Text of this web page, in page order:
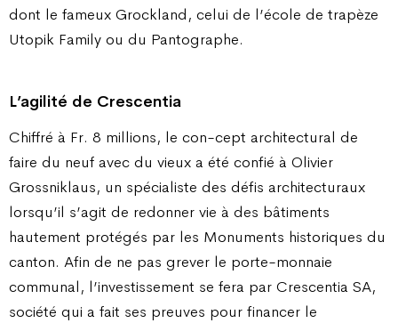
dont le fameux Grockland, celui de l’école de trapèze
Utopik Family ou du Pantographe.
L’agilité de Crescentia
Chiffré à Fr. 8 millions, le con-cept architectural de
faire du neuf avec du vieux a été confié à Olivier
Grossniklaus, un spécialiste des défis architecturaux
lorsqu’il s’agit de redonner vie à des bâtiments
hautement protégés par les Monuments historiques du
canton. Afin de ne pas grever le porte-monnaie
communal, l’investissement se fera par Crescentia SA,
société qui a fait ses preuves pour financer le